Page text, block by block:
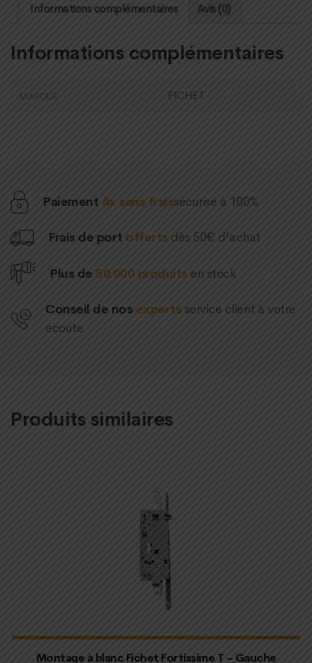
Informations complémentaires Avis (0)
Informations complémentaires
MARQUE FICHET
Paiement 4x sans fraissécurisé à 100%
Frais de port offerts dès 50€ d'achat
Plus de 50.000 produits en stock
Conseil de nos experts service client à votre
écoute
Produits similaires
Montage à blanc Fichet Fortissime T – Gauche